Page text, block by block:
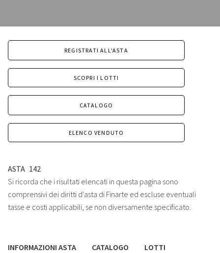
REGISTRATI ALL'ASTA
SCOPRI I LOTTI
CATALOGO
ELENCO VENDUTO
ASTA 142
Si ricorda che i risultati elencati in questa pagina sono
comprensivi dei diritti d'asta di Finarte ed escluse eventuali
tasse e costi applicabili, se non diversamente specificato.
INFORMAZIONI ASTA CATALOGO LOTTI